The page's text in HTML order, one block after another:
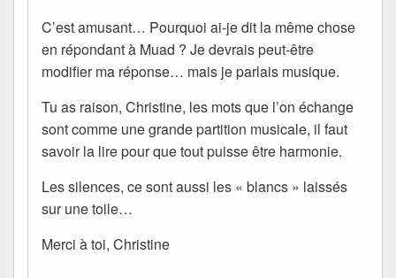
C’est amusant… Pourquoi ai-je dit la même chose
en répondant à Muad ? Je devrais peut-être
modifier ma réponse… mais je parlais musique.
Tu as raison, Christine, les mots que l’on échange
sont comme une grande partition musicale, il faut
savoir la lire pour que tout puisse être harmonie.
Les silences, ce sont aussi les « blancs » laissés
sur une toile…
Merci à toi, Christine